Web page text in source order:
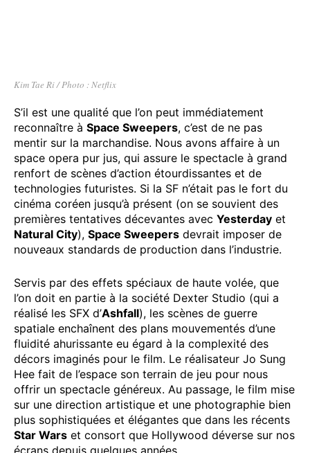
Kim Tae Ri / Photo : Netflix
S’il est une qualité que l’on peut immédiatement
reconnaître à Space Sweepers, c’est de ne pas
mentir sur la marchandise. Nous avons affaire à un
space opera pur jus, qui assure le spectacle à grand
renfort de scènes d’action étourdissantes et de
technologies futuristes. Si la SF n’était pas le fort du
cinéma coréen jusqu’à présent (on se souvient des
premières tentatives décevantes avec Yesterday et
Natural City), Space Sweepers devrait imposer de
nouveaux standards de production dans l’industrie.
Servis par des effets spéciaux de haute volée, que
l’on doit en partie à la société Dexter Studio (qui a
réalisé les SFX d’Ashfall), les scènes de guerre
spatiale enchaînent des plans mouvementés d’une
fluidité ahurissante eu égard à la complexité des
décors imaginés pour le film. Le réalisateur Jo Sung
Hee fait de l’espace son terrain de jeu pour nous
offrir un spectacle généreux. Au passage, le film mise
sur une direction artistique et une photographie bien
plus sophistiquées et élégantes que dans les récents
Star Wars et consort que Hollywood déverse sur nos
écrans depuis quelques années.